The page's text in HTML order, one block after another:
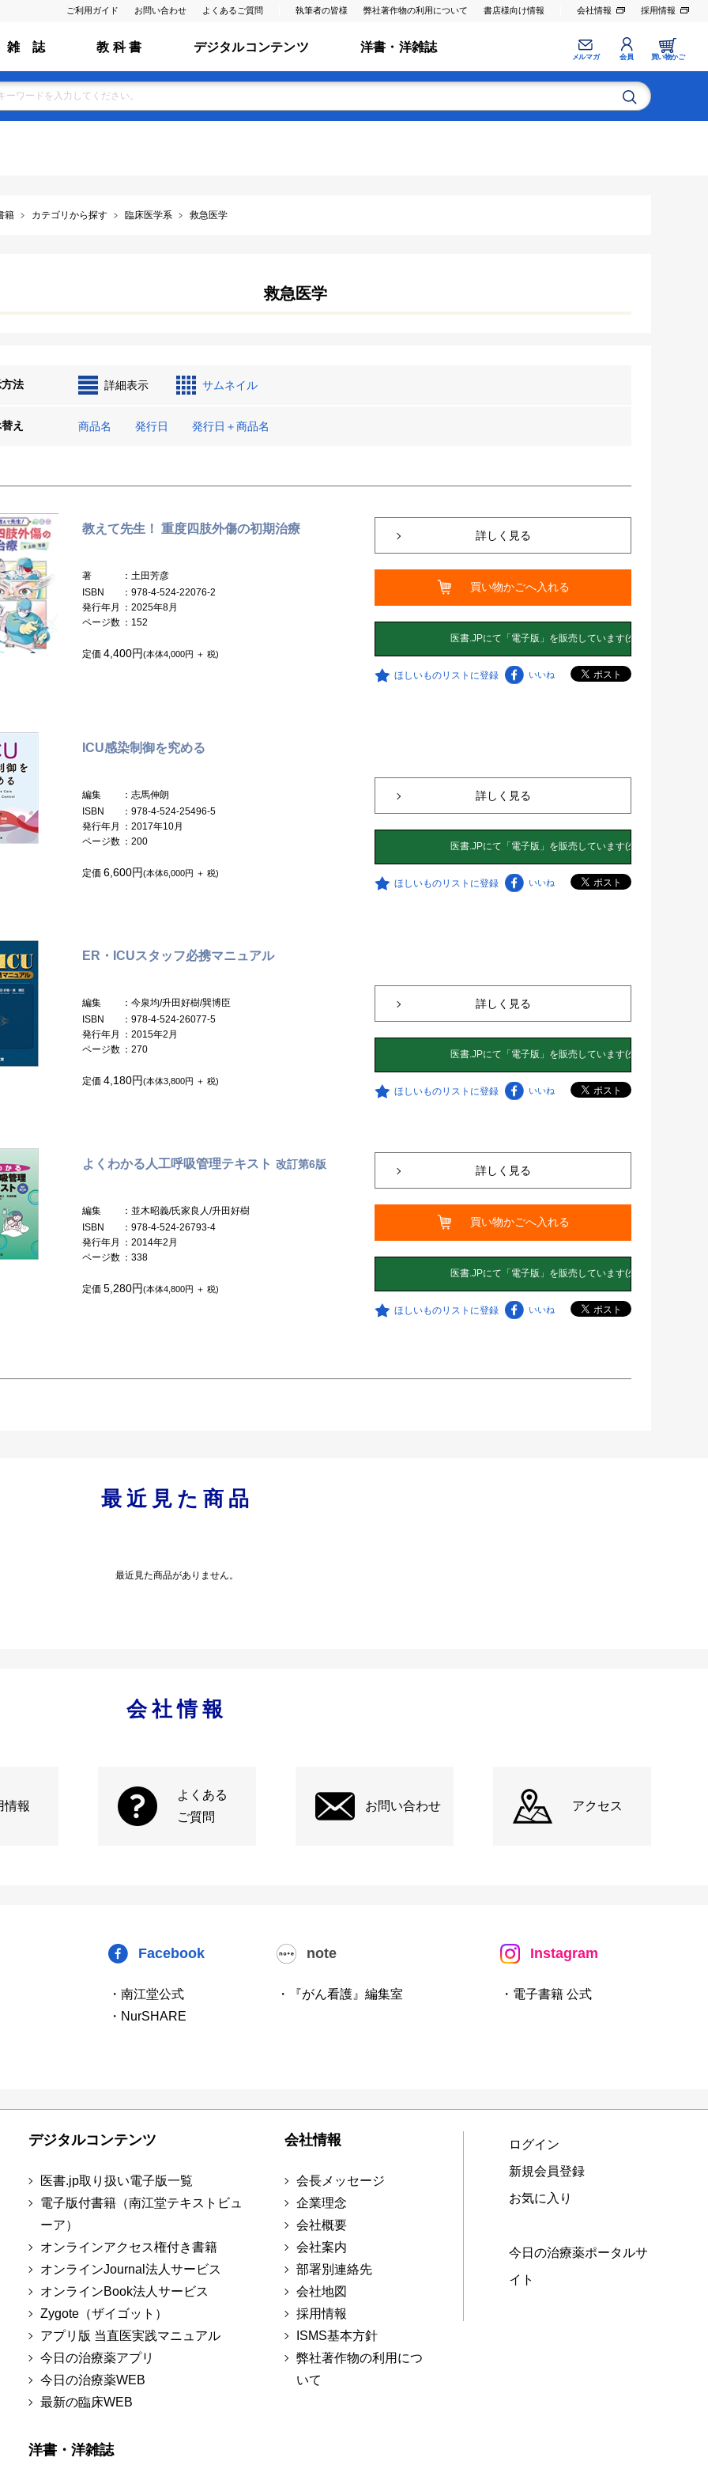
ご利用ガイド お問い合わせ よくあるご質問 執筆者の皆様 弊社著作物の利用について 書店様向け情報 会社情報 採用情報
雑 誌 教 科 書 デジタルコンテンツ 洋書・洋雑誌
メルマガ 会員 買い物かご
籍 カテゴリから探す 臨床医学系 救急医学
救急医学
法 詳細表示 サムネイル
え 商品名 発行日 発行日＋商品名
教えて先生！ 重度四肢外傷の初期治療
著
：土田芳彦
ISBN
：978-4-524-22076-2
発行年月
：2025年8月
ページ数 ：152
定価 4,400円(本体4,000円 ＋ 税)
詳しく見る
買い物かごへ入れる
ほしいものリストに登録 いいね
ICU感染制御を究める
編集
：志馬伸朗
ISBN
：978-4-524-25496-5
発行年月
：2017年10月
ページ数 ：200
定価 6,600円(本体6,000円 ＋ 税)
詳しく見る
ほしいものリストに登録 いいね
ER・ICUスタッフ必携マニュアル
編集
：今泉均/升田好樹/巽博臣
ISBN
：978-4-524-26077-5
発行年月
：2015年2月
ページ数 ：270
定価 4,180円(本体3,800円 ＋ 税)
詳しく見る
ほしいものリストに登録 いいね
よくわかる人工呼吸管理テキスト 改訂第6版
編集
：並木昭義/氏家良人/升田好樹
ISBN
：978-4-524-26793-4
発行年月
：2014年2月
ページ数 ：338
定価 5,280円(本体4,800円 ＋ 税)
詳しく見る
買い物かごへ入れる
ほしいものリストに登録 いいね
最近見た商品
最近見た商品がありません。
会社情報
情報
よくある
ご質問
お問い合わせ アクセス
Facebook
・南江堂公式
・NurSHARE
note
・『がん看護』編集室
Instagram
・電子書籍 公式
デジタルコンテンツ
医書.jp取り扱い電子版一覧
電子版付書籍（南江堂テキストビュ
ーア）
オンラインアクセス権付き書籍
オンラインJournal法人サービス
オンラインBook法人サービス
Zygote（ザイゴット）
アプリ版 当直医実践マニュアル
今日の治療薬アプリ
今日の治療薬WEB
最新の臨床WEB
洋書・洋雑誌
会社情報
会長メッセージ
企業理念
会社概要
会社案内
部署別連絡先
会社地図
採用情報
ISMS基本方針
弊社著作物の利用につ
いて
ログイン
新規会員登録
お気に入り
今日の治療薬ポータルサ
イト